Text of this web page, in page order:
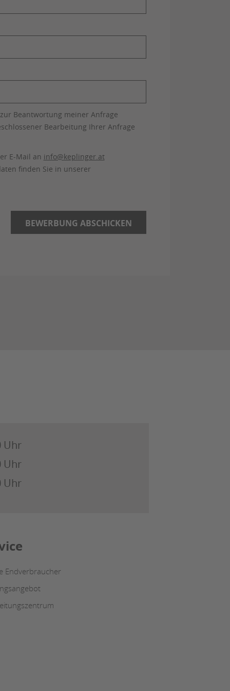
Beantwortung meiner Anfrage
Bearbeitung Ihrer Anfrage
E-Mail an info@keplinger.at
finden Sie in unserer
Uhr
Uhr
Uhr
Endverbraucher